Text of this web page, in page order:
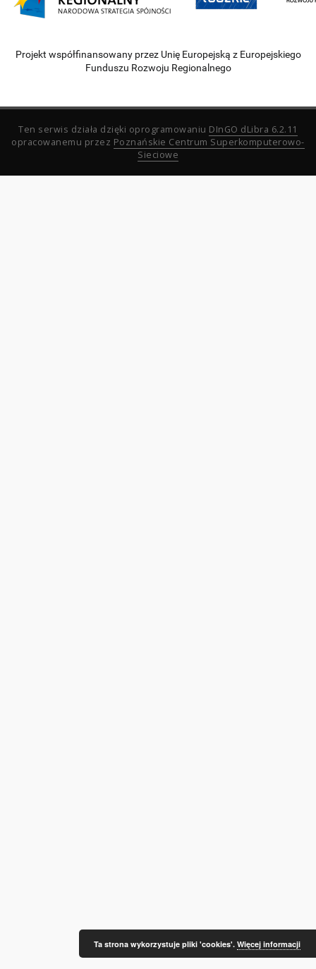
Projekt współfinansowany przez Unię Europejską z Europejskiego
Funduszu Rozwoju Regionalnego
Ten serwis działa dzięki oprogramowaniu DInGO dLibra 6.2.11
opracowanemu przez Poznańskie Centrum Superkomputerowo-
Sieciowe
Ta strona wykorzystuje pliki 'cookies'. Więcej informacji